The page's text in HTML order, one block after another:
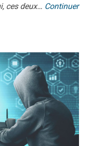
ces deux… Continuer